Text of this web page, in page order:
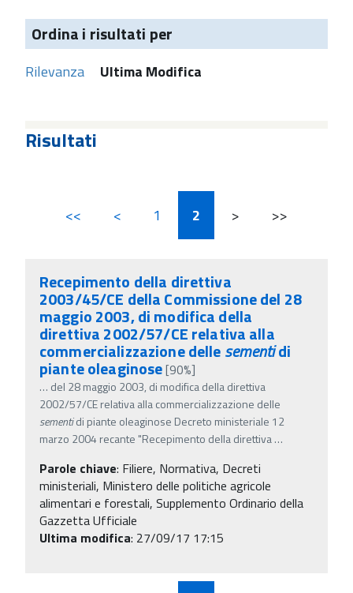
Ordina i risultati per
Rilevanza Ultima Modifica
Risultati
<< < 1 2 > >>
Recepimento della direttiva
2003/45/CE della Commissione del 28
maggio 2003, di modifica della
direttiva 2002/57/CE relativa alla
commercializzazione dellesementidi
piante oleaginose[90%]
… del 28 maggio 2003, di modifica della direttiva
2002/57/CE relativa alla commercializzazione delle
sementidi piante oleaginose Decreto ministeriale 12
marzo 2004 recante "Recepimento della direttiva…
Parole chiave: Filiere, Normativa, Decreti
ministeriali, Ministero delle politiche agricole
alimentari e forestali, Supplemento Ordinario della
Gazzetta Ufficiale
Ultima modifica: 27/09/17 17:15